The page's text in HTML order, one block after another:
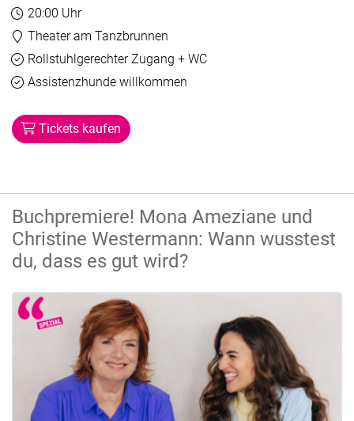
Uhrzeit:
20:00 Uhr
Veranstaltungsort:
Theater am Tanzbrunnen
Barrierefreiheit
Rollstuhlgerechter Zugang + WCVerfügbar
Assistenzhunde willkommen
Tickets kaufen
Buchpremiere! Mona Ameziane und
Christine Westermann: Wann wusstest
du, dass es gut wird?